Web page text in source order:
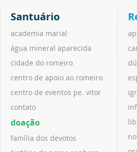
Santuário
academia marial
água mineral aparecida
cidade do romeiro
centro de apoio ao romeiro
centro de eventos pe. vitor
contato
doação
família dos devotos